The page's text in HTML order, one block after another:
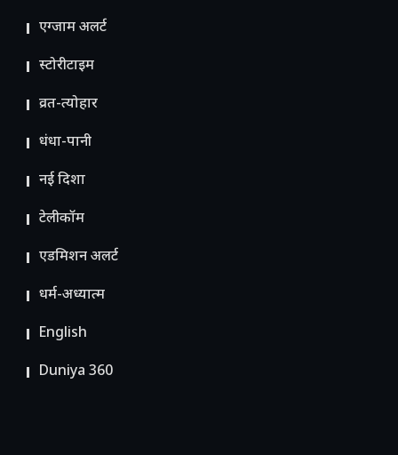
एग्जाम अलर्ट
स्टोरीटाइम
व्रत-त्योहार
धंधा-पानी
नई दिशा
टेलीकॉम
ए​डमिशन अलर्ट
धर्म-अध्यात्म
English
Duniya 360